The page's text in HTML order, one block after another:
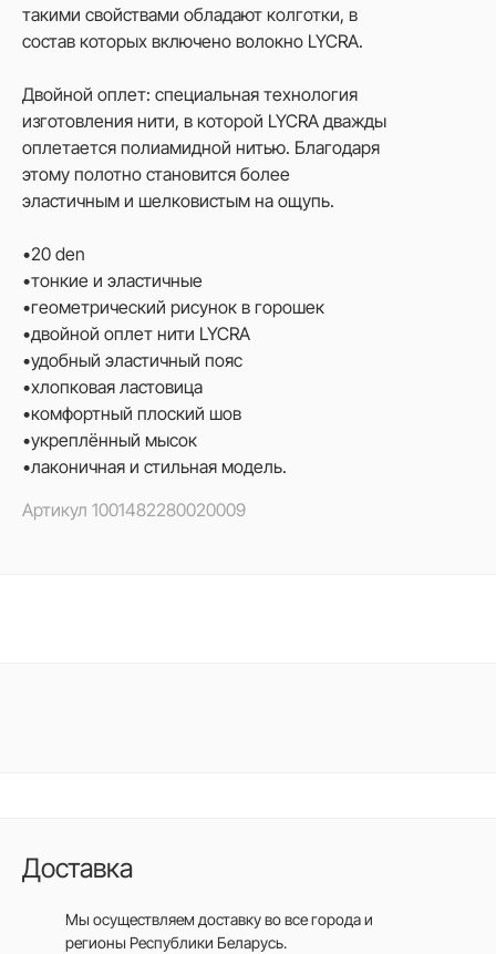
такими свойствами обладают колготки, в
состав которых включено волокно LYCRA.
Двойной оплет: специальная технология
изготовления нити, в которой LYCRA дважды
оплетается полиамидной нитью. Благодаря
этому полотно становится более
эластичным и шелковистым на ощупь.
•20 den
•тонкие и эластичные
•геометрический рисунок в горошек
•двойной оплет нити LYCRA
•удобный эластичный пояс
•хлопковая ластовица
•комфортный плоский шов
•укреплённый мысок
•лаконичная и стильная модель.
Артикул 1001482280020009
Доставка
Мы осуществляем доставку во все городаи
регионы Республики Беларусь.